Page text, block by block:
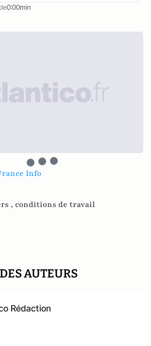
0:00min
Info
, conditions de travail
AUTEURS
Rédaction